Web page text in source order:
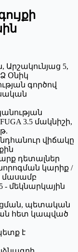
Արշակունյաց 5,
Օնիկ
գործով
3.5 մակնիշի,
վիճակը
դետալներ
կարիք /
մասամբ
- մեկնարկային
պետական
հետ կապված
է